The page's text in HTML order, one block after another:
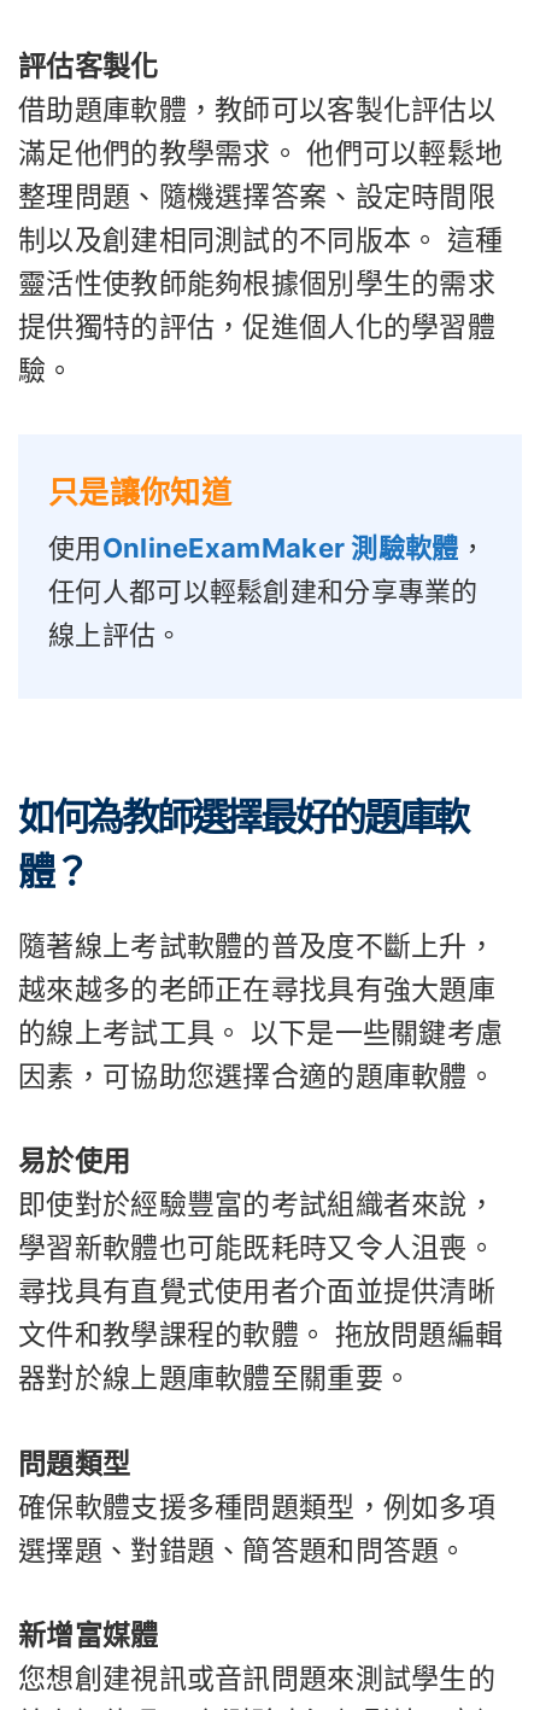
評估客製化
借助題庫軟體，教師可以客製化評估以
滿足他們的教學需求。 他們可以輕鬆地
整理問題、隨機選擇答案、設定時間限
制以及創建相同測試的不同版本。 這種
靈活性使教師能夠根據個別學生的需求
提供獨特的評估，促進個人化的學習體
驗。
只是讓你知道
使用OnlineExamMaker 測驗軟體 ，
任何人都可以輕鬆創建和分享專業的
線上評估。
如何為教師選擇最好的題庫軟
體？
隨著線上考試軟體的普及度不斷上升，
越來越多的老師正在尋找具有強大題庫
的線上考試工具。 以下是一些關鍵考慮
因素，可協助您選擇合適的題庫軟體。
易於使用
即使對於經驗豐富的考試組織者來說，
學習新軟體也可能既耗時又令人沮喪。
尋找具有直覺式使用者介面並提供清晰
文件和教學課程的軟體。 拖放問題編輯
器對於線上題庫軟體至關重要。
問題類型
確保軟體支援多種問題類型，例如多項
選擇題、對錯題、簡答題和問答題。
新增富媒體
您想創建視訊或音訊問題來測試學生的